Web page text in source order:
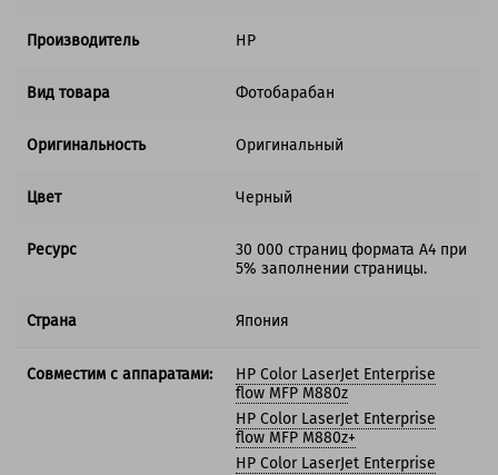
Производитель HP
Вид товара Фотобарабан
Оригинальность Оригинальный
Цвет Черный
Ресурс
30 000 страниц формата А4 при
5% заполнении страницы.
Страна Япония
Совместим с аппаратами:
HP Color LaserJet Enterprise
flow MFP M880z
HP Color LaserJet Enterprise
flow MFP M880z+
HP Color LaserJet Enterprise